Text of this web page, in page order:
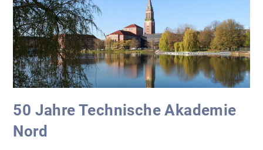
50 Jahre Technische Akademie
Nord